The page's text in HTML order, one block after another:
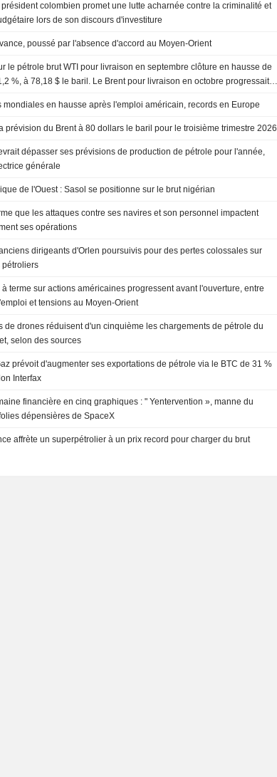
colombien promet une lutte acharnée contre la criminalité et
lors de son discours d'investiture
poussé par l'absence d'accord au Moyen-Orient
le pétrole brut WTI pour livraison en septembre clôture en hausse de
%, à 78,18 $ le baril. Le Brent pour livraison en octobre progressait
mondiales en hausse après l'emploi américain, records en Europe
prévision du Brent à 80 dollars le baril pour le troisième trimestre 2026
dépasser ses prévisions de production de pétrole pour l'année,
générale
de l'Ouest : Sasol se positionne sur le brut nigérian
que les attaques contre ses navires et son personnel impactent
ses opérations
dirigeants d'Orlen poursuivis pour des pertes colossales sur
pétroliers
à terme sur actions américaines progressent avant l'ouverture, entre
et tensions au Moyen-Orient
de drones réduisent d'un cinquième les chargements de pétrole du
selon des sources
prévoit d'augmenter ses exportations de pétrole via le BTC de 31 %
Interfax
financière en cinq graphiques : " Yentervention », manne du
dépensières de SpaceX
affrète un superpétrolier à un prix record pour charger du brut